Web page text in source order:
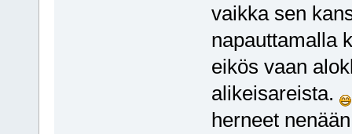
vaikka sen
napauttamalla
eikös vaan
alikeisareista.
herneet